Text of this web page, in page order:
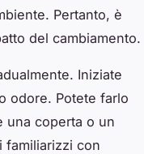
Pertanto, è
del cambiamento.
Iniziate
odore. Potete farlo
una coperta o un
familiarizzi con